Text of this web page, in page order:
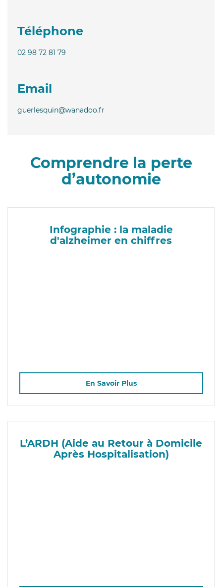
Téléphone
02 98 72 81 79
Email
guerlesquin@wanadoo.fr
Comprendre la perte
d’autonomie
Infographie : la maladie
d'alzheimer en chiffres
En Savoir Plus
L’ARDH (Aide au Retour à Domicile
Après Hospitalisation)